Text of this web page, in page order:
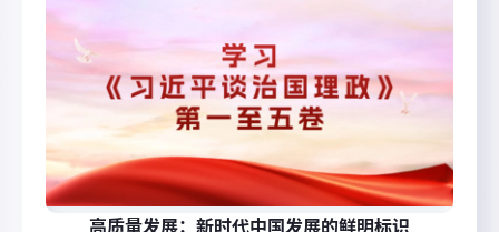
高质量发展：新时代中国发展的鲜明标识